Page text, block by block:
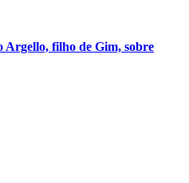
filho de Gim, sobre